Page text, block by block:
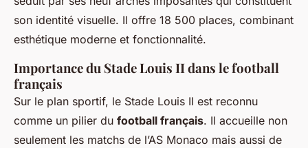
son identité visuelle. Il offre 18 500 places, combinant
esthétique moderne et fonctionnalité.
Importance du Stade Louis II dans le football
français
Sur le plan sportif, le Stade Louis II est reconnu
comme un pilier du football français. Il accueille non
seulement les matchs de l’AS Monaco mais aussi de